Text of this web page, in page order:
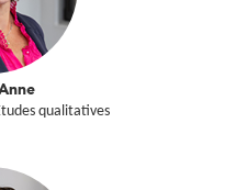
qualitatives